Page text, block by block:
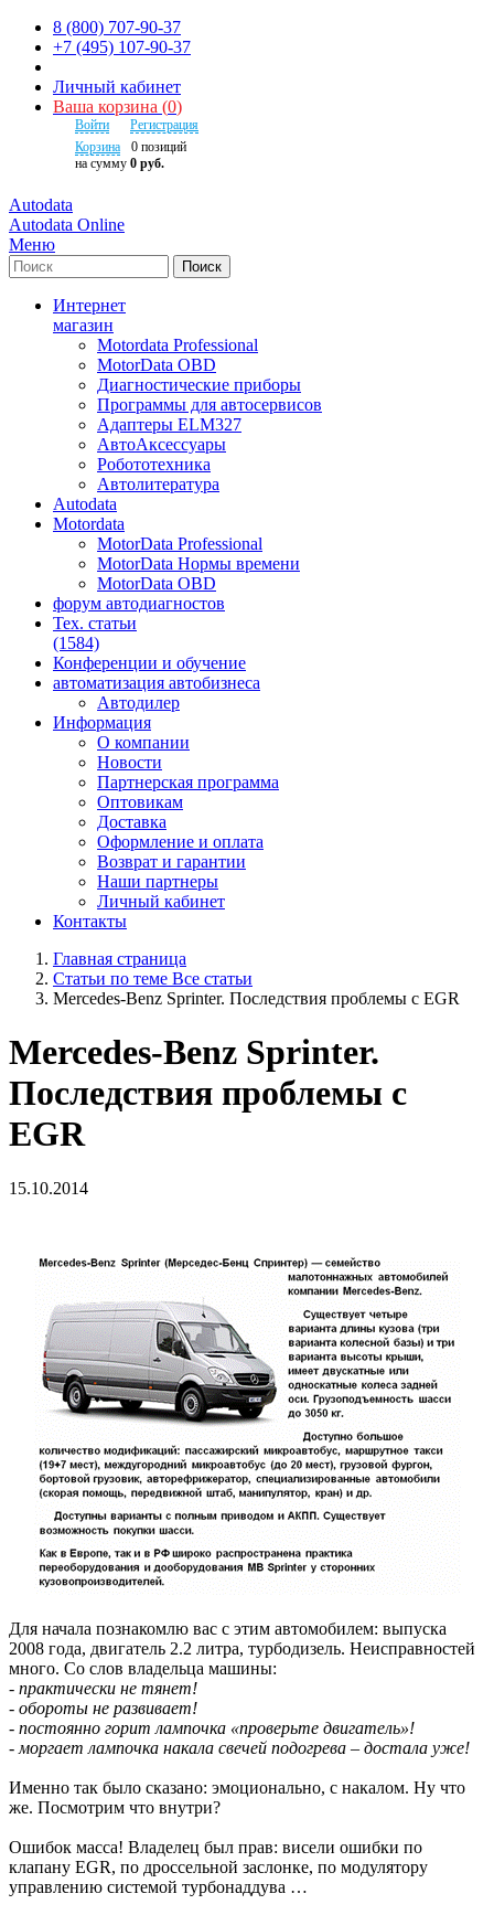
8 (800) 707-90-37
+7 (495) 107-90-37
Личный кабинет
Ваша корзина (0)
Войти
Регистрация
Корзина
0 позиций
на сумму 0 руб.
Autodata
Autodata Online
Меню
Поиск
Интернет
магазин
Motordata Professional
MotorData OBD
Диагностические приборы
Программы для автосервисов
Адаптеры ELM327
АвтоАксессуары
Робототехника
Автолитература
Autodata
Motordata
MotorData Professional
MotorData Нормы времени
MotorData OBD
форум автодиагностов
Тех. статьи
(1584)
Конференции и обучение
автоматизация автобизнеса
Автодилер
Информация
О компании
Новости
Партнерская программа
Оптовикам
Доставка
Оформление и оплата
Возврат и гарантии
Наши партнеры
Личный кабинет
Контакты
Главная страница
Статьи по теме Все статьи
Mercedes-Benz Sprinter. Последствия проблемы с EGR
Mercedes-Benz Sprinter.
Последствия проблемы с
EGR
15.10.2014
Для начала познакомлю вас с этим автомобилем: выпуска
2008 года, двигатель 2.2 литра, турбодизель. Неисправностей
много. Со слов владельца машины:
- практически не тянет!
- обороты не развивает!
- постоянно горит лампочка «проверьте двигатель»!
- моргает лампочка накала свечей подогрева – достала уже!
Именно так было сказано: эмоционально, с накалом. Ну что
же. Посмотрим что внутри?
Ошибок масса! Владелец был прав: висели ошибки по
клапану EGR, по дроссельной заслонке, по модулятору
управлению системой турбонаддува …